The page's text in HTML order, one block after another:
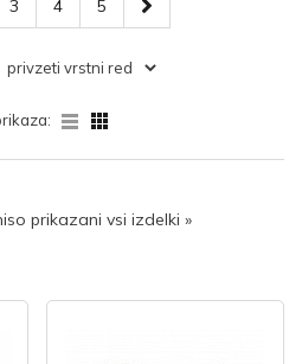
3 4 5
prikazani vsi izdelki »